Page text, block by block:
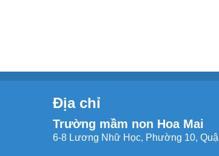
Địa chỉ
Trường mầm non Hoa Mai
6-8 Lương Nhữ Học, Phường 10,